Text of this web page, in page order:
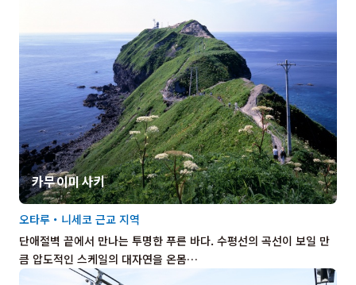
카무이미사키
단애절벽 끝에서 만나는 투명한 푸른 바다. 수평선의 곡선이 보일 만
큼 압도적인 스케일의 대자연을 온몸…
오타루・니세코 근교 지역